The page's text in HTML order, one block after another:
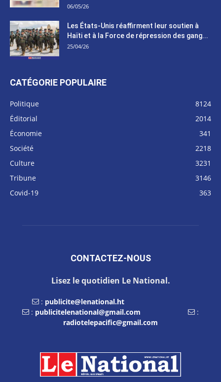
06/05/26
Les États-Unis réaffirment leur soutien à
Haïti et à la Force de répression des gang...
25/04/26
CATÉGORIE POPULAIRE
Politique
8124
Éditorial
2014
Économie
341
Société
2218
Culture
3231
Tribune
3146
Covid-19
363
CONTACTEZ-NOUS
Lisez le quotidien Le National.
: publicite@lenational.ht
: publicitelenational@gmail.com
:
radiotelepacific@gmail.com